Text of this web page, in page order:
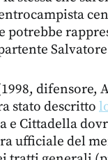
potrebbe
difensore,
stato descritto
e Cittadella
ufficiale del